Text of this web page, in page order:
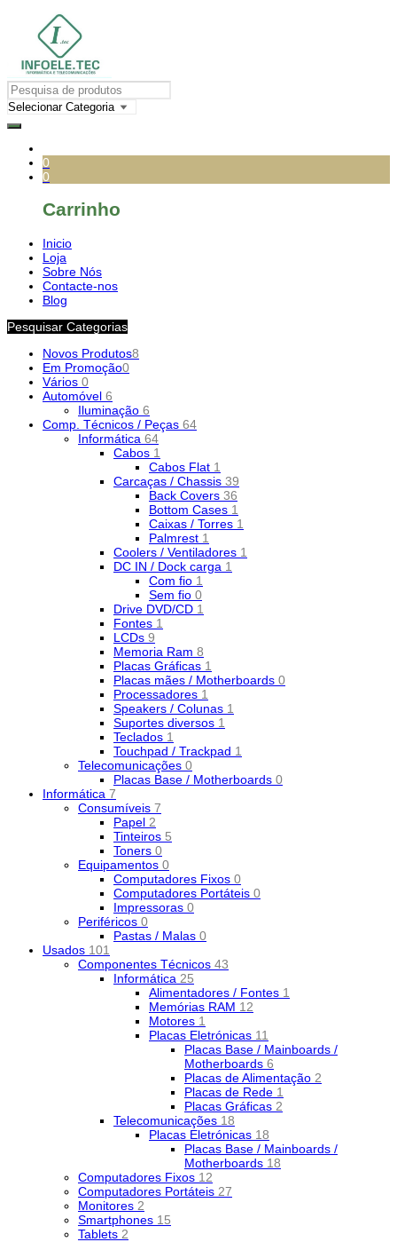
0
0
Carrinho
Inicio
Loja
Sobre Nós
Contacte-nos
Blog
Pesquisar Categorias
Novos Produtos8
Em Promoção0
Vários 0
Automóvel 6
Iluminação 6
Comp. Técnicos / Peças 64
Informática 64
Cabos 1
Cabos Flat 1
Carcaças / Chassis 39
Back Covers 36
Bottom Cases 1
Caixas / Torres 1
Palmrest 1
Coolers / Ventiladores 1
DC IN / Dock carga 1
Com fio 1
Sem fio 0
Drive DVD/CD 1
Fontes 1
LCDs 9
Memoria Ram 8
Placas Gráficas 1
Placas mães / Motherboards 0
Processadores 1
Speakers / Colunas 1
Suportes diversos 1
Teclados 1
Touchpad / Trackpad 1
Telecomunicações 0
Placas Base / Motherboards 0
Informática 7
Consumíveis 7
Papel 2
Tinteiros 5
Toners 0
Equipamentos 0
Computadores Fixos 0
Computadores Portáteis 0
Impressoras 0
Periféricos 0
Pastas / Malas 0
Usados 101
Componentes Técnicos 43
Informática 25
Alimentadores / Fontes 1
Memórias RAM 12
Motores 1
Placas Eletrónicas 11
Placas Base / Mainboards /
Motherboards 6
Placas de Alimentação 2
Placas de Rede 1
Placas Gráficas 2
Telecomunicações 18
Placas Eletrónicas 18
Placas Base / Mainboards /
Motherboards 18
Computadores Fixos 12
Computadores Portáteis 27
Monitores 2
Smartphones 15
Tablets 2